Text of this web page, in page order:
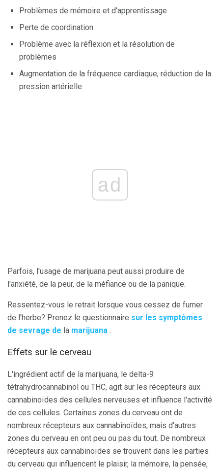
Problèmes de mémoire et d'apprentissage
Perte de coordination
Problème avec la réflexion et la résolution de
problèmes
Augmentation de la fréquence cardiaque, réduction de la
pression artérielle
ad
Parfois, l'usage de marijuana peut aussi produire de
l'anxiété, de la peur, de la méfiance ou de la panique.
Ressentez-vous le retrait lorsque vous cessez de fumer
de l'herbe? Prenez le questionnaire sur les symptômes
de sevrage de la marijuana .
Effets sur le cerveau
L'ingrédient actif de la marijuana, le delta-9
tétrahydrocannabinol ou THC, agit sur les récepteurs aux
cannabinoïdes des cellules nerveuses et influence l'activité
de ces cellules. Certaines zones du cerveau ont de
nombreux récepteurs aux cannabinoïdes, mais d'autres
zones du cerveau en ont peu ou pas du tout. De nombreux
récepteurs aux cannabinoïdes se trouvent dans les parties
du cerveau qui influencent le plaisir, la mémoire, la pensée,